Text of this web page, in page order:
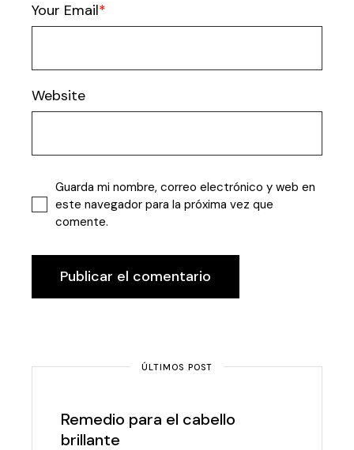
Your Email
Website
Guarda mi nombre, correo electrónico y web en
este navegador para la próxima vez que
comente.
Publicar el comentario
ÚLTIMOS POST
Remedio para el cabello
brillante